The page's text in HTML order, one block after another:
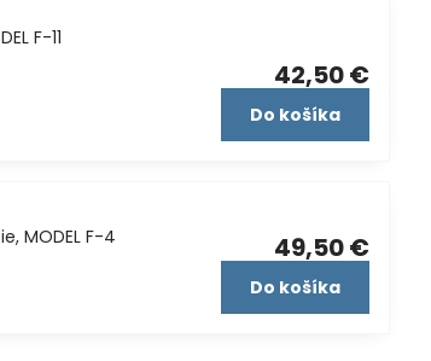
F-11
42,50 €
Do košíka
MODEL F-4
49,50 €
Do košíka